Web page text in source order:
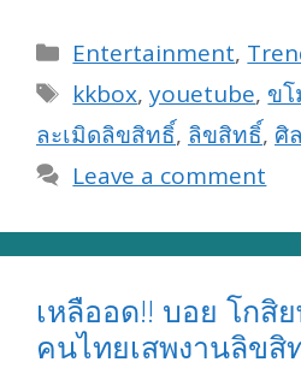
Categories
Entertainment,
Tags
kkbox,youetube, ข
ละเมิดลิขสิทธิ์, ลิขสิทธิ์, ศิ
Leave a comment
เหลืออด!! บอย โกสิ
คนไทยเสพงานลิข